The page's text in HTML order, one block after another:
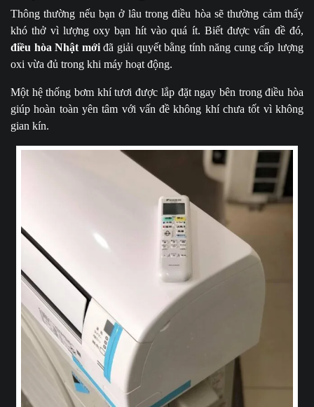
Thông thường nếu bạn ở lâu trong điều hòa sẽ thường cảm thấy
khó thở vì lượng oxy bạn hít vào quá ít. Biết được vấn đề đó,
điều hòa Nhật mớiđã giải quyết bằng tính năng cung cấp lượng
oxi vừa đủ trong khi máy hoạt động.
Một hệ thống bơm khí tươi được lắp đặt ngay bên trong điều hòa
giúp hoàn toàn yên tâm với vấn đề không khí chưa tốt vì không
gian kín.